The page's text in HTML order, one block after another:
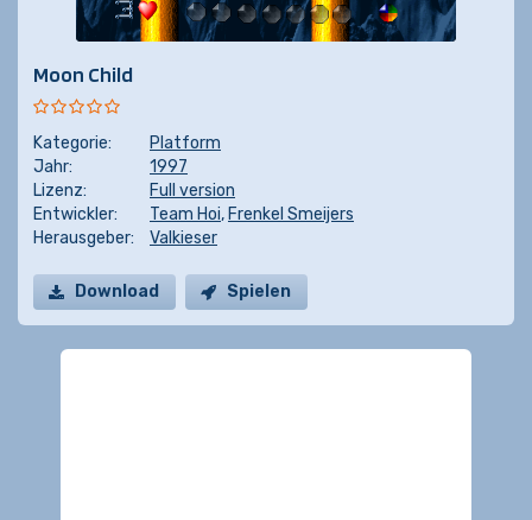
Moon Child
Kategorie:
Platform
Jahr:
1997
Lizenz:
Full version
Entwickler:
Team Hoi, Frenkel Smeijers
Herausgeber:
Valkieser
Download Spielen